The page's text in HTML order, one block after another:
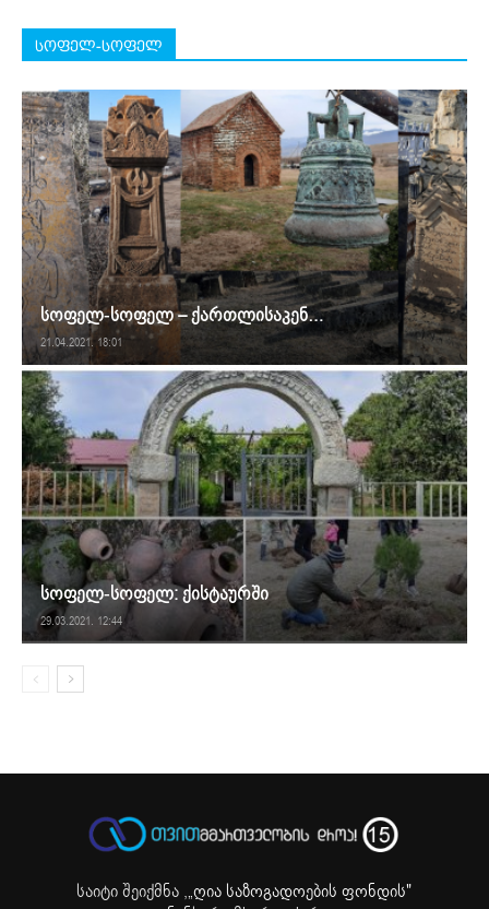
სოფელ-სოფელ
სოფელ-სოფელ – ქართლისაკენ…
21.04.2021. 18:01
სოფელ-სოფელ: ქისტაურში
29.03.2021. 12:44
საიტი შეიქმნა ,„ღია საზოგადოების ფონდის"